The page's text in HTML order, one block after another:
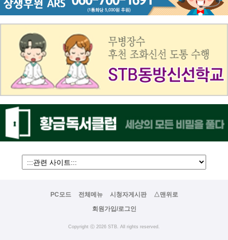
PC모드 전체메뉴 시청자게시판
△맨위로
회원가입/로그인
Copyright ⓒ 2026 STB. All rights reserved.